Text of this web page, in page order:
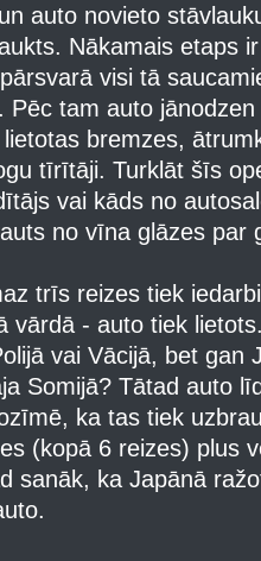
auto novieto
Nākamais etaps
visi tā
Pēc tam auto
bremzes,
tīrītāji. Turklāt šīs
vai kāds no
no vīna glāzes par
trīs reizes tiek
vārdā - auto tiek
vai Vācijā, bet gan
Somijā? Tātad auto
ka tas tiek
(kopā 6 reizes) plus
sanāk, ka Japānā